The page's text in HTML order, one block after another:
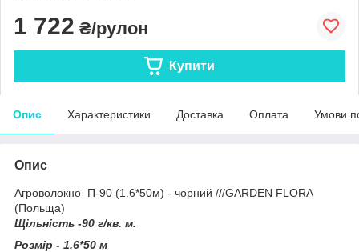
1 722 ₴/рулон
Купити
Опис Характеристики Доставка Оплата Умови
Опис
Агроволокно П-90 (1.6*50м) - чорний ///GARDEN FLORA
(Польща)
Щільність -90 г/кв. м.
Розмір - 1,6*50 м